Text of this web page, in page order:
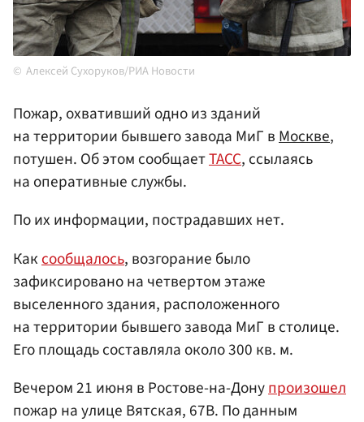
Алексей Сухоруков/РИА Новости
Пожар, охвативший одно из зданий
на территории бывшего завода МиГ вМоскве,
потушен. Об этом сообщаетТАСС, ссылаясь
на оперативные службы.
По их информации, пострадавших нет.
Как сообщалось, возгорание было
зафиксировано на четвертом этаже
выселенного здания, расположенного
на территории бывшего завода МиГ в столице.
Его площадь составляла около 300 кв. м.
Вечером 21 июня в Ростове-на-Донупроизошел
пожар на улице Вятская, 67В. По данным